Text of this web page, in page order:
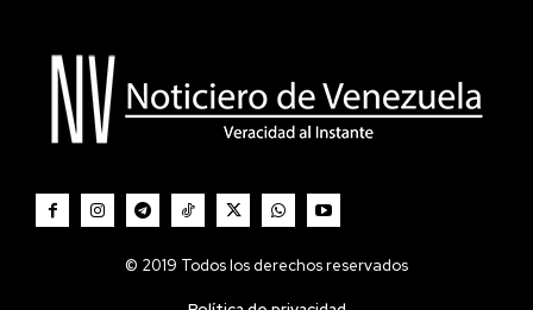
© 2019 Todos los derechos reservados